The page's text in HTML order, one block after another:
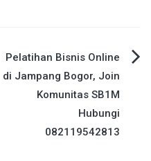
Pelatihan Bisnis Online
di Jampang Bogor, Join
Komunitas SB1M
Hubungi
082119542813